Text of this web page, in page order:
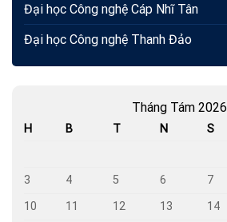
Đại học Công nghệ Cáp Nhĩ Tân
Đại học Công nghệ Thanh Đảo
Tháng Tám 2026
H B T N S
3
4 5 6 7
10
11 12 13 14